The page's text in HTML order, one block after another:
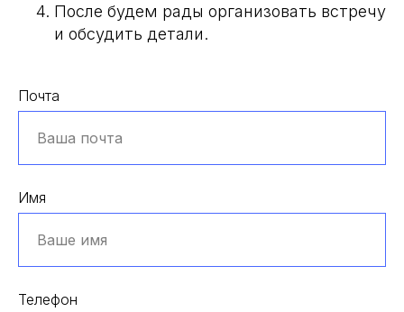
После будем рады организовать встречу
и обсудить детали.
Почта
Имя
Телефон